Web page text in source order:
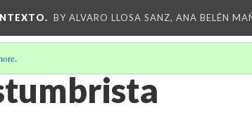
BY ALVARO LLOSA SANZ, ANA BELÉN
.